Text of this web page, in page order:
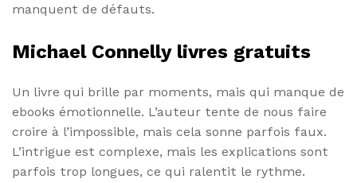
manquent de défauts.
Michael Connelly livres gratuits
Un livre qui brille par moments, mais qui manque de
ebooks émotionnelle. L’auteur tente de nous faire
croire à l’impossible, mais cela sonne parfois faux.
L’intrigue est complexe, mais les explications sont
parfois trop longues, ce qui ralentit le rythme.